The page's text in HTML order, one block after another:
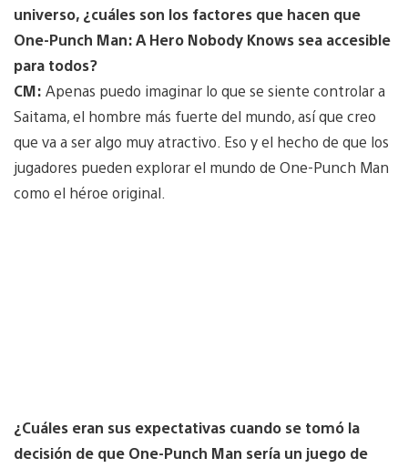
universo, ¿cuáles son los factores que hacen que
One-Punch Man: A Hero Nobody Knows sea accesible
para todos?
CM: Apenas puedo imaginar lo que se siente controlar a
Saitama, el hombre más fuerte del mundo, así que creo
que va a ser algo muy atractivo. Eso y el hecho de que los
jugadores pueden explorar el mundo de One-Punch Man
como el héroe original.
¿Cuáles eran sus expectativas cuando se tomó la
decisión de que One-Punch Man sería un juego de